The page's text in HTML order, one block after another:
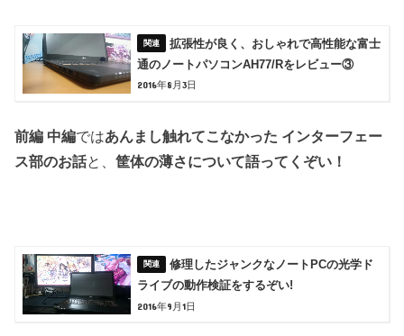
拡張性が良く、おしゃれで高性能な富士
通のノートパソコンAH77/Rをレビュー③
2016年8月3日
前編 中編ではあんまし触れてこなかった インターフェー
ス部のお話と、筐体の薄さについて語ってくぞい！
修理したジャンクなノートPCの光学ド
ライブの動作検証をするぞい!
2016年9月1日